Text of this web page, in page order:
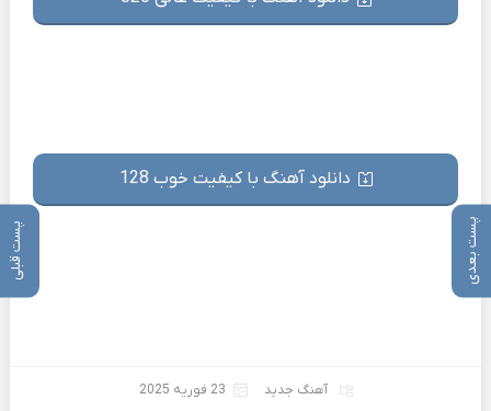
پست بعدی پست قبلی
دانلود آهنگ با کیفیت خوب 128
آهنگ جدید 23 فوریه 2025